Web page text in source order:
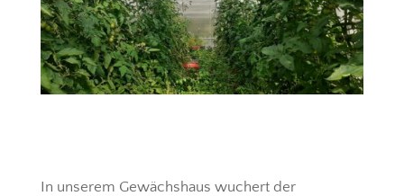
In unserem Gewächshaus wuchert der